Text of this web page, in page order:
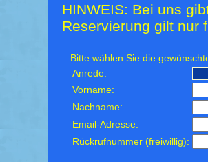
HINWEIS: Bei uns
Reservierung gilt nur
Bitte wählen Sie die
Anrede:
Vorname:
Nachname:
Email-Adresse:
Rückrufnummer (freiwillig):